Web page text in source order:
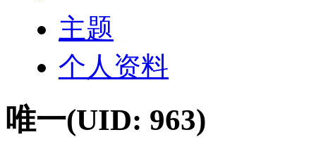
主题
个人资料
唯一(UID: 963)